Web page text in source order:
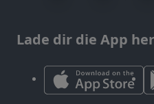
Lade dir die App